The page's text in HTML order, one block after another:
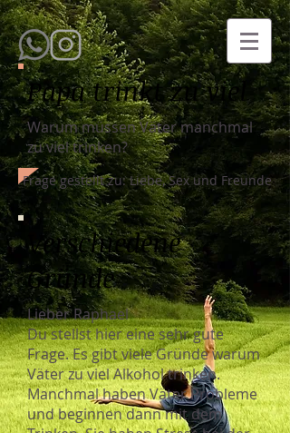
Papa trinkt zu viel
Warum müssen Väter manchmal
zu viel trinken?
Frage gestellt zu: Liebe, Sex und Freunde
Verschiedene
Gründe
Lieber Raphael
Du stellst hier eine sehr gute
Frage. Es gibt viele Gründe warum
Väter zu viel Alkohol trinken.
Manchmal haben Väter Probleme
und beginnen dann mit dem